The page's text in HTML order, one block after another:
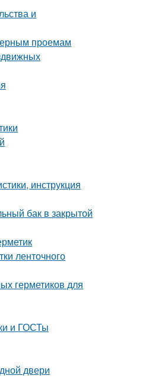
и
проемам
инструкция
бак в закрытой
ленточного
герметиков для
и ГОСТы
двери